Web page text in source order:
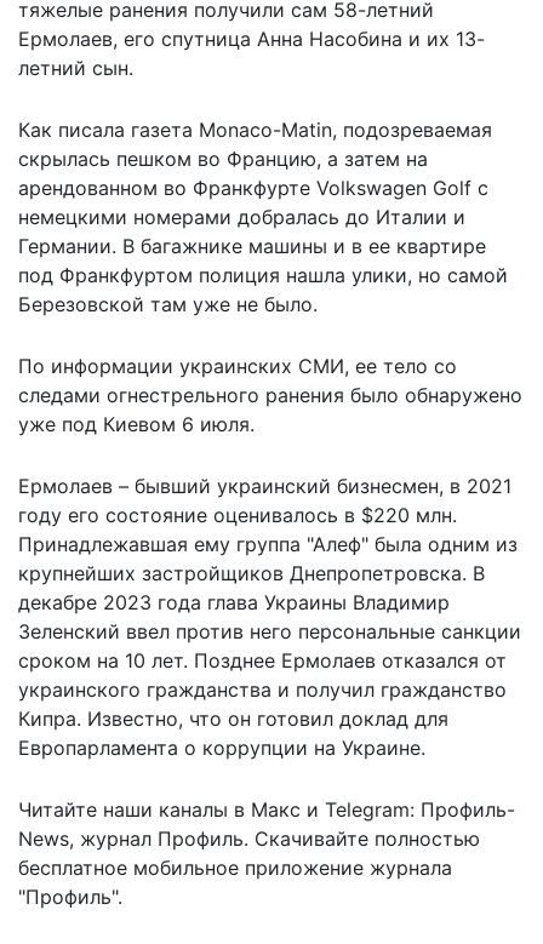
тяжелые ранения получили сам 58-летний
Ермолаев, его спутница Анна Насобина и их 13-
летний сын.
Как писала газета Monaco-Matin, подозреваемая
скрылась пешком во Францию, а затем на
арендованном во Франкфурте Volkswagen Golf с
немецкими номерами добралась до Италии и
Германии. В багажнике машины и в ее квартире
под Франкфуртом полиция нашла улики, но самой
Березовской там уже не было.
По информации украинских СМИ, ее тело со
следами огнестрельного ранения было обнаружено
уже под Киевом 6 июля.
Ермолаев – бывший украинский бизнесмен, в 2021
году его состояние оценивалось в $220 млн.
Принадлежавшая ему группа "Алеф" была одним из
крупнейших застройщиков Днепропетровска. В
декабре 2023 года глава Украины Владимир
Зеленский ввел против него персональные санкции
сроком на 10 лет. Позднее Ермолаев отказался от
украинского гражданства и получил гражданство
Кипра. Известно, что он готовил доклад для
Европарламента о коррупции на Украине.
Читайте наши каналы в Макс и Telegram: Профиль-
News, журнал Профиль. Скачивайте полностью
бесплатное мобильное приложение журнала
"Профиль".